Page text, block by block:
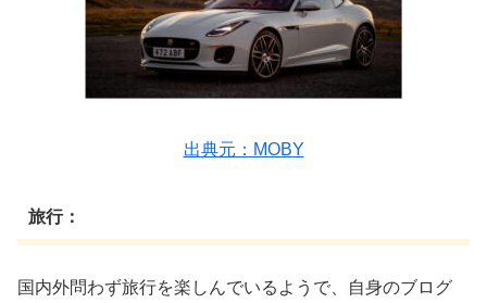
出典元：MOBY
旅行：
国内外問わず旅行を楽しんでいるようで、自身のブログ